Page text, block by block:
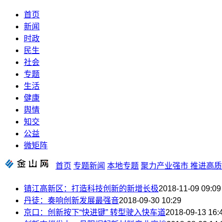
首页
新闻
时政
民生
社会
专题
生活
健康
舆情
知交
公益
微矩阵
首页 专题新闻 本地专题 聚力产业强市 推进高
镇江高新区：打造科技创新的新增长极2018-11-09 09:09
丹徒：奏响创新发展最强音2018-09-30 10:29
京口：创新按下“快进键” 转型驶入快车道2018-09-13